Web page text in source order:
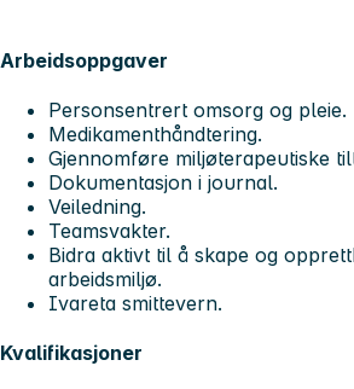
Arbeidsoppgaver
Personsentrert omsorg og pleie.
Medikamenthåndtering.
Gjennomføre miljøterapeutiske
Dokumentasjon i journal.
Veiledning.
Teamsvakter.
Bidra aktivt til å skape og
arbeidsmiljø.
Ivareta smittevern.
Kvalifikasjoner